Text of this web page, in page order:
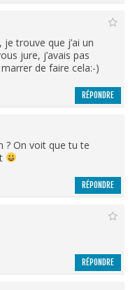
trouve que j’ai un
jure, j’avais pas
de faire cela:-)
RÉPONDRE
? On voit que tu te
RÉPONDRE
RÉPONDRE